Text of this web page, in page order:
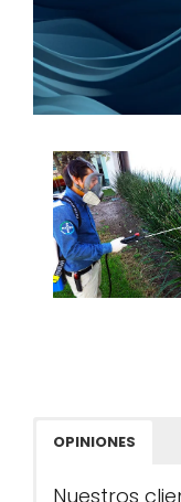
OPINIONES
Nuestros